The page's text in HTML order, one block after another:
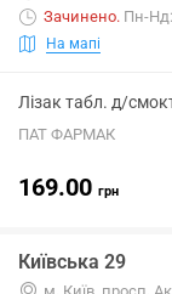
Зачинено. Пн-
На мапі
Лізак табл. д/
ПАТ ФАРМАК
169.00 грн
Київська 29